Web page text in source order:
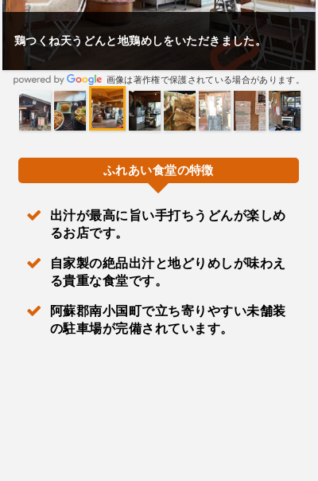
鶏つくね天うどんと地鶏めしをいただきました。
画像は著作権で保護されている場合があります。
ふれあい食堂の特徴
出汁が最高に旨い手打ちうどんが楽しめ
るお店です。
自家製の絶品出汁と地どりめしが味わえ
る貴重な食堂です。
阿蘇郡南小国町で立ち寄りやすい未舗装
の駐車場が完備されています。